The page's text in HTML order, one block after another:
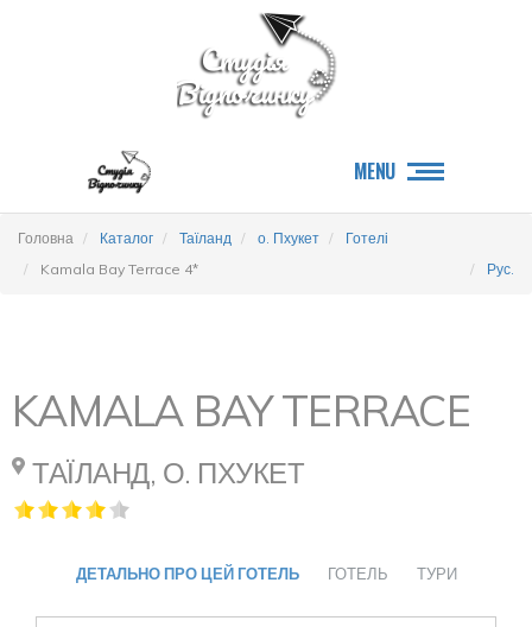
MENU
Головна Каталог Таїланд о. Пхукет
Готелі
Kamala Bay Terrace 4*
Рус.
KAMALA BAY TERRACE
ТАЇЛАНД, О. ПХУКЕТ
ДЕТАЛЬНО ПРО ЦЕЙ ГОТЕЛЬ ГОТЕЛЬ ТУРИ